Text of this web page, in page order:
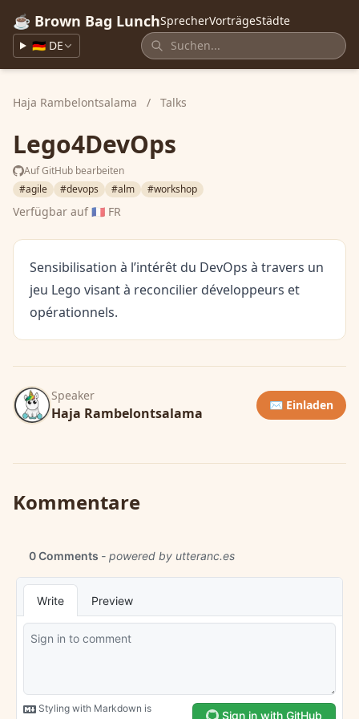
☕ Brown Bag LunchSprecherVorträgeStädte
🇩🇪 DE
Haja Rambelontsalama / Talks
Lego4DevOps
Auf GitHub bearbeiten
#agile
#devops #alm #workshop
Verfügbar auf🇫🇷 FR
Sensibilisation à l’intérêt du DevOps à travers un
jeu Lego visant à reconcilier développeurs et
opérationnels.
Speaker
Haja Rambelontsalama ✉️ Einladen
Kommentare